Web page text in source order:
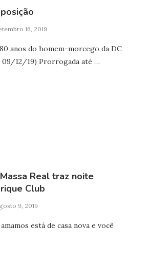
16, 2019
anos do homem-morcego da DC
09/12/19) Prorrogada até …
Real traz noite
Club
9, 2019
está de casa nova e você